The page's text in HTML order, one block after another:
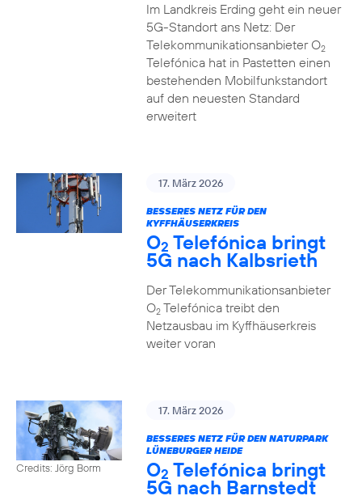
Im Landkreis Erding geht ein neuer
5G-Standort ans Netz: Der
Telekommunikationsanbieter O2
Telefónica hat in Pastetten einen
bestehenden Mobilfunkstandort
auf den neuesten Standard
erweitert
17. März 2026
BESSERES NETZ FÜR DEN
KYFFHÄUSERKREIS
O2 Telefónica bringt
5G nach Kalbsrieth
Der Telekommunikationsanbieter
O2Telefónica treibt den
Netzausbau im Kyffhäuserkreis
weiter voran
Credits: Jörg Borm
17. März 2026
BESSERES NETZ FÜR DEN NATURPARK
LÜNEBURGER HEIDE
O2 Telefónica bringt
5G nach Barnstedt